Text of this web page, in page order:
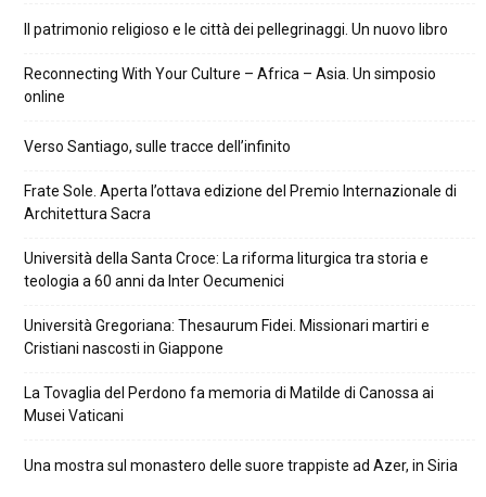
Il patrimonio religioso e le città dei pellegrinaggi. Un nuovo libro
Reconnecting With Your Culture – Africa – Asia. Un simposio
online
Verso Santiago, sulle tracce dell’infinito
Frate Sole. Aperta l’ottava edizione del Premio Internazionale di
Architettura Sacra
Università della Santa Croce: La riforma liturgica tra storia e
teologia a 60 anni da Inter Oecumenici
Università Gregoriana: Thesaurum Fidei. Missionari martiri e
Cristiani nascosti in Giappone
La Tovaglia del Perdono fa memoria di Matilde di Canossa ai
Musei Vaticani
Una mostra sul monastero delle suore trappiste ad Azer, in Siria